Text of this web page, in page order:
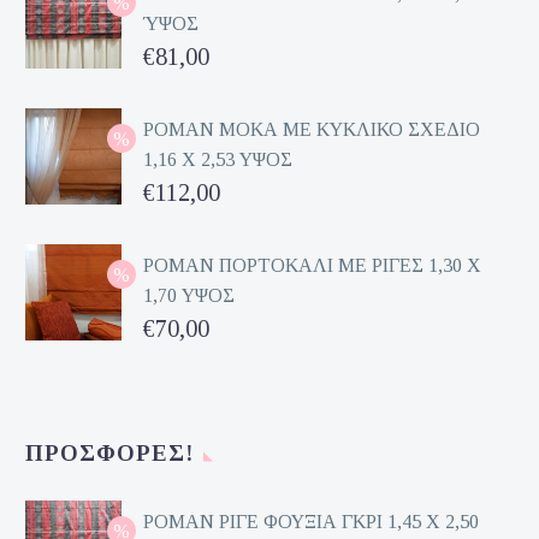
ΎΨΟΣ
Original
was:
€162,00.
€81,00
τρέχουσα
τιμή
είναι:
ΡΟΜΑΝ ΜΟΚΑ ΜΕ ΚΥΚΛΙΚΟ ΣΧΕΔΙΟ
1,16 Χ 2,53 ΥΨΟΣ
Original
was:
€224,00.
€112,00
τρέχουσα
τιμή
είναι:
ΡΟΜΑΝ ΠΟΡΤΟΚΑΛΙ ΜΕ ΡΙΓΕΣ 1,30 Χ
1,70 ΥΨΟΣ
Original
€70,00
ΠΡΟΣΦΟΡΈΣ!
ΡΟΜΑΝ ΡΙΓΕ ΦΟΥΞΙΑ ΓΚΡΙ 1,45 Χ 2,50